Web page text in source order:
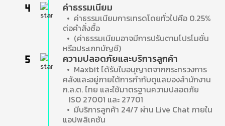
ค่าธรรมเนียม
• ค่าธรรมเนียมการเทรดโดยทั่วไปคือ 0.25%
ต่อคำสั่งซื้อ
• (ค่าธรรมเนียมอาจมีการปรับตามโปรโมชั่น
หรือประเภทบัญชี)
ความปลอดภัยและบริการลูกค้า
• Maxbit ได้รับใบอนุญาตจากกระทรวงการ
คลังและอยู่ภายใต้การกำกับดูแลของสำนักงาน
ก.ล.ต. ไทย และใช้มาตรฐานความปลอดภัย
ISO 27001 และ 27701
• มีบริการลูกค้า 24/7 ผ่าน Live Chat ภายใน
แอปพลิเคชัน